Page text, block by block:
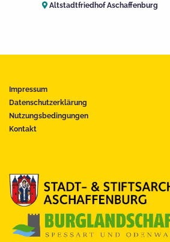
Altstadtfriedhof Aschaffenburg
Impressum
Datenschutzerklärung
Nutzungsbedingungen
Kontakt